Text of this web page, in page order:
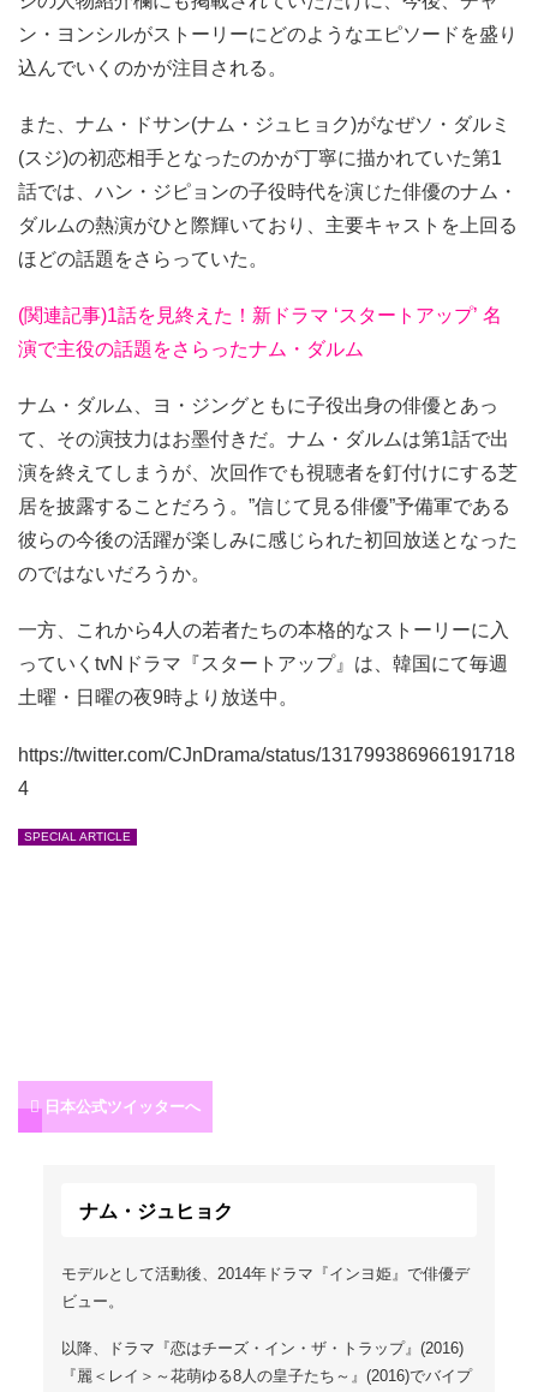
ン・ヨンシルがストーリーにどのようなエピソードを盛り
込んでいくのかが注目される。
また、ナム・ドサン(ナム・ジュヒョク)がなぜソ・ダルミ
(スジ)の初恋相手となったのかが丁寧に描かれていた第1
話では、ハン・ジピョンの子役時代を演じた俳優のナム・
ダルムの熱演がひと際輝いており、主要キャストを上回る
ほどの話題をさらっていた。
(関連記事)1話を見終えた！新ドラマ ‘スタートアップ’ 名
演で主役の話題をさらったナム・ダルム
ナム・ダルム、ヨ・ジングともに子役出身の俳優とあっ
て、その演技力はお墨付きだ。ナム・ダルムは第1話で出
演を終えてしまうが、次回作でも視聴者を釘付けにする芝
居を披露することだろう。”信じて見る俳優”予備軍である
彼らの今後の活躍が楽しみに感じられた初回放送となった
のではないだろうか。
一方、これから4人の若者たちの本格的なストーリーに入
っていくtvNドラマ『スタートアップ』は、韓国にて毎週
土曜・日曜の夜9時より放送中。
https://twitter.com/CJnDrama/status/131799386966191718
4
日本公式ツイッターへ
ナム・ジュヒョク
モデルとして活動後、2014年ドラマ『インヨ姫』で俳優デ
ビュー。
以降、ドラマ『恋はチーズ・イン・ザ・トラップ』(2016)
『麗＜レイ＞～花萌ゆる8人の皇子たち～』(2016)でバイプ